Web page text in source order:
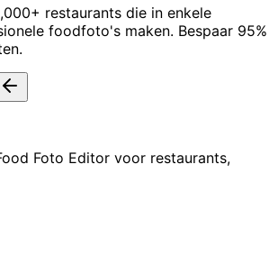
restaurants die in enkele
foodfoto's maken. Bespaar 95%
Foto Editor voor restaurants,